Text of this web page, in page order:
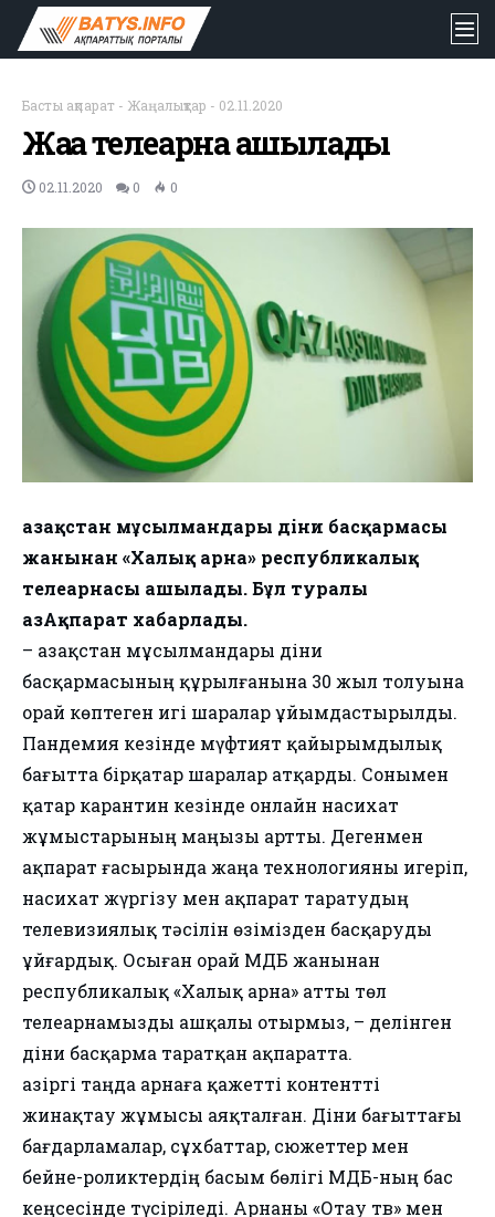
Басты ақпарат - Жаңалықтар - 02.11.2020
Жаңа телеарна ашылады
02.11.2020 0 0
Қазақстан мұсылмандары діни басқармасы
жанынан «Халық арна» республикалық
телеарнасы ашылады. Бұл туралы
ҚазАқпарат хабарлады.
– Қазақстан мұсылмандары діни
басқармасының құрылғанына 30 жыл толуына
орай көптеген игі шаралар ұйымдастырылды.
Пандемия кезінде мүфтият қайырымдылық
бағытта бірқатар шаралар атқарды. Сонымен
қатар карантин кезінде онлайн насихат
жұмыстарының маңызы артты. Дегенмен
ақпарат ғасырында жаңа технологияны игеріп,
насихат жүргізу мен ақпарат таратудың
телевизиялық тәсілін өзімізден басқаруды
ұйғардық. Осыған орай ҚМДБ жанынан
республикалық «Халық арна» атты төл
телеарнамызды ашқалы отырмыз, – делінген
діни басқарма таратқан ақпаратта.
Қазіргі таңда арнаға қажетті контентті
жинақтау жұмысы аяқталған. Діни бағыттағы
бағдарламалар, сұхбаттар, сюжеттер мен
бейне-роликтердің басым бөлігі ҚМДБ-ның бас
кеңсесінде түсіріледі. Арнаны «Отау тв» мен